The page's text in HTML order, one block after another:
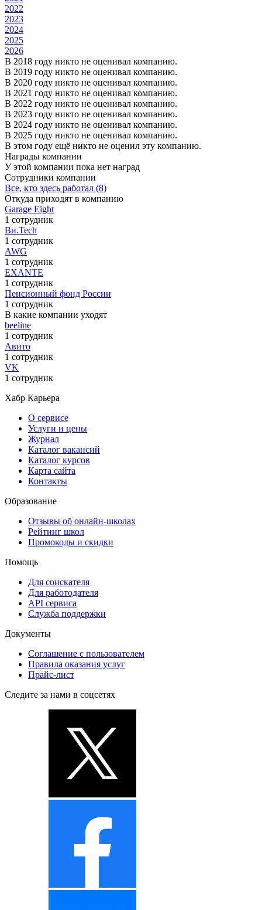
2022
2023
2024
2025
2026
В 2018 году никто не оценивал компанию.
В 2019 году никто не оценивал компанию.
В 2020 году никто не оценивал компанию.
В 2021 году никто не оценивал компанию.
В 2022 году никто не оценивал компанию.
В 2023 году никто не оценивал компанию.
В 2024 году никто не оценивал компанию.
В 2025 году никто не оценивал компанию.
В этом году ещё никто не оценил эту компанию.
Награды компании
У этой компании пока нет наград
Сотрудники компании
Все, кто здесь работал (8)
Откуда приходят в компанию
Garage Eight
1 сотрудник
Ви.Tech
1 сотрудник
AWG
1 сотрудник
EXANTE
1 сотрудник
Пенсионный фонд России
1 сотрудник
В какие компании уходят
beeline
1 сотрудник
Авито
1 сотрудник
VK
1 сотрудник
Хабр Карьера
О сервисе
Услуги и цены
Журнал
Каталог вакансий
Каталог курсов
Карта сайта
Контакты
Образование
Отзывы об онлайн-школах
Рейтинг школ
Промокоды и скидки
Помощь
Для соискателя
Для работодателя
API сервиса
Служба поддержки
Документы
Соглашение с пользователем
Правила оказания услуг
Прайс-лист
Следите за нами в соцсетях